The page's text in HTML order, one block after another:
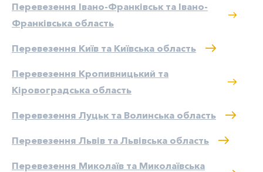
Перевезення Івано-Франківськ та Івано-
Франківська область
Перевезення Київ та Київська область
Перевезення Кропивницький та
Кіровоградська область
Перевезення Луцьк та Волинська область
Перевезення Львів та Львівська область
Перевезення Миколаїв та Миколаївська